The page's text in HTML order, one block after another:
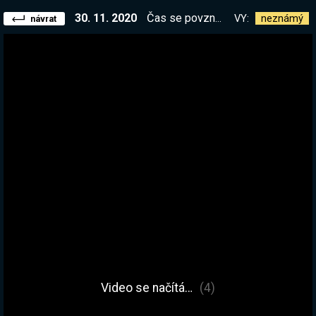
návrat 30. 11. 2020 Čas se povznést! Rimworld like hra Amazing Cultivation Simulator VY: neznámý
Video se načítá… (4)